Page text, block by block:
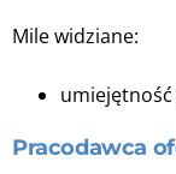
Mile widziane:
Pracodawca